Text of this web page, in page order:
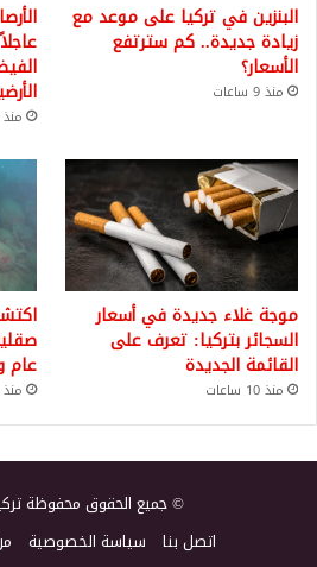
البنزين في تركيا على موعد مع
زيادة جديدة.. كم سترتفع
الأسعار؟
منذ 9 ساعات
منذ 10
موجة غلاء جديدة في أسعار
السجائر بتركيا: تعرف على
القائمة الجديدة
منذ 10 ساعات
عام
منذ 10
© جميع الحقوق محفوظة تركيا
اتصل بنا سياسة الخصوصية